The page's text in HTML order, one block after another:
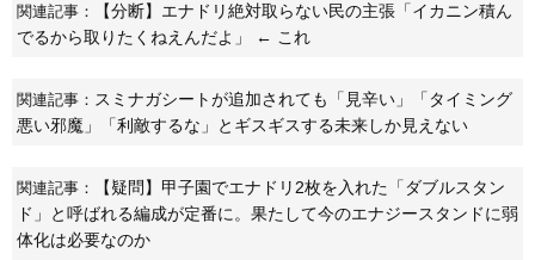
関連記事：
【分断】エナドリ絶対取らない民の主張「イカニン積ん
でるから取りたくねえんだよ」 ← これ
関連記事： スミナガシートが追加されても「見辛い」「タイミング
悪い邪魔」「利敵するな」とギスギスする未来しか見えない
関連記事：
【疑問】甲子園でエナドリ2枚を入れた「ダブルスタン
ド」と呼ばれる編成が定番に。果たして今のエナジースタンドに弱
体化は必要なのか